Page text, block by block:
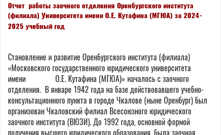
Отчет работы заочного отделения Оренбургского института
(филиала) Университета имени О.Е. Кутафина (МГЮА) за 2024-
2025 учебный год
Становление и развитие Оренбургского института (филиала)
«Московского государственного юридического университета
имени О.Е. Кутафина (МГЮА)» началось с заочного
отделения. В январе 1942 года на базе действовавшего учебно-
консультационного пункта в городе Чкалове (ныне Оренбург) был
организован Чкаловский филиал Всесоюзного юридического
заочного института (ВЮЗИ). До 1992 года, основной формой
получения высшего юридического образования, была заочная